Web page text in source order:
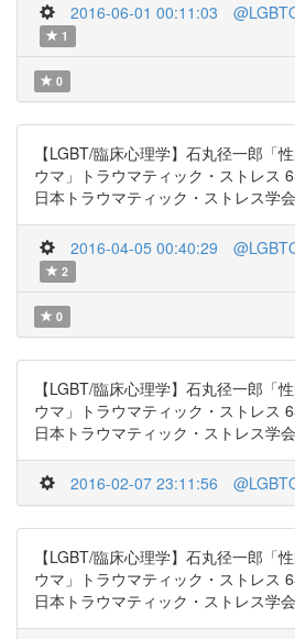
2016-06-01 00:11:03
1
0
【LGBT/臨床心理学】石丸径一郎「
ウマ」トラウマティック・ストレス
日本トラウマティック・ストレス学
2016-04-05 00:40:29
2
0
【LGBT/臨床心理学】石丸径一郎「
ウマ」トラウマティック・ストレス
日本トラウマティック・ストレス学
2016-02-07 23:11:56
【LGBT/臨床心理学】石丸径一郎「
ウマ」トラウマティック・ストレス
日本トラウマティック・ストレス学